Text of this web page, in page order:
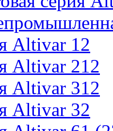
Altivar 12
Altivar 212
Altivar 312
Altivar 32